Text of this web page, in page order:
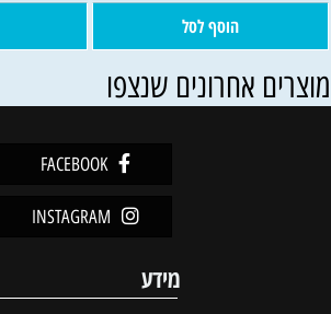
הוסף לסל
אחרונים שנצפו
FACEBOOK
INSTAGRAM
מידע